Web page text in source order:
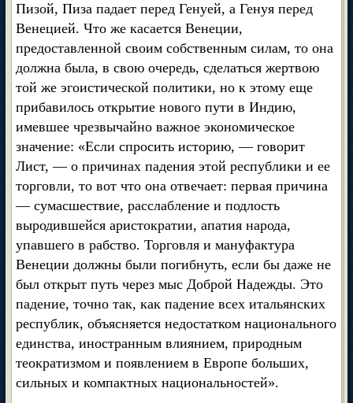
Пизой, Пиза падает перед Генуей, а Генуя перед
Венецией. Что же касается Венеции,
предоставленной своим собственным силам, то она
должна была, в свою очередь, сделаться жертвою
той же эгоистической политики, но к этому еще
прибавилось открытие нового пути в Индию,
имевшее чрезвычайно важное экономическое
значение: «Если спросить историю, — говорит
Лист, — о причинах падения этой республики и ее
торговли, то вот что она отвечает: первая причина
— сумасшествие, расслабление и подлость
выродившейся аристократии, апатия народа,
упавшего в рабство. Торговля и мануфактура
Венеции должны были погибнуть, если бы даже не
был открыт путь через мыс Доброй Надежды. Это
падение, точно так, как падение всех итальянских
республик, объясняется недостатком национального
единства, иностранным влиянием, природным
теократизмом и появлением в Европе больших,
сильных и компактных национальностей».